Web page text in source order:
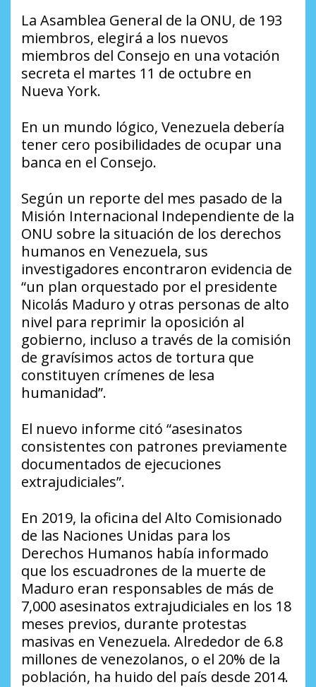
La Asamblea General de la ONU, de 193
miembros, elegirá a los nuevos
miembros del Consejo en una votación
secreta el martes 11 de octubre en
Nueva York.
En un mundo lógico, Venezuela debería
tener cero posibilidades de ocupar una
banca en el Consejo.
Según un reporte del mes pasado de la
Misión Internacional Independiente de la
ONU sobre la situación de los derechos
humanos en Venezuela, sus
investigadores encontraron evidencia de
“un plan orquestado por el presidente
Nicolás Maduro y otras personas de alto
nivel para reprimir la oposición al
gobierno, incluso a través de la comisión
de gravísimos actos de tortura que
constituyen crímenes de lesa
humanidad”.
El nuevo informe citó “asesinatos
consistentes con patrones previamente
documentados de ejecuciones
extrajudiciales”.
En 2019, la oficina del Alto Comisionado
de las Naciones Unidas para los
Derechos Humanos había informado
que los escuadrones de la muerte de
Maduro eran responsables de más de
7,000 asesinatos extrajudiciales en los 18
meses previos, durante protestas
masivas en Venezuela. Alrededor de 6.8
millones de venezolanos, o el 20% de la
población, ha huido del país desde 2014.